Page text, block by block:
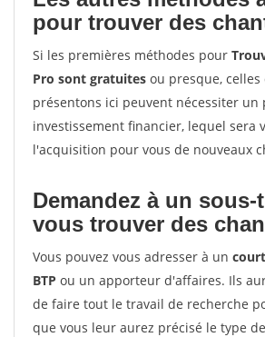
pour trouver des
Si les premières méthodes pour
Pro sont gratuites ou presque, celles
présentons ici peuvent nécessiter un
investissement financier, lequel sera
l'acquisition pour vous de nouveaux
Demandez à un
vous trouver des
Vous pouvez vous adresser à un
BTP ou un apporteur d'affaires. Ils
de faire tout le travail de recherche
que vous leur aurez précisé le type